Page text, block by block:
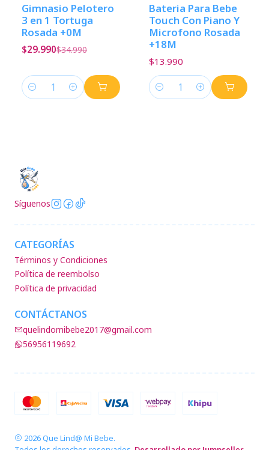
Gimnasio Pelotero
3 en 1 Tortuga
Rosada +0M
$29.990$34.990
Cantidad
Bateria Para Bebe
Touch Con Piano Y
Microfono Rosada
+18M
$13.990
Cantidad
Síguenos
CATEGORÍAS
Términos y Condiciones
Política de reembolso
Política de privacidad
CONTÁCTANOS
quelindomibebe2017@gmail.com
56956119692
2026 Que Lind@ Mi Bebe.